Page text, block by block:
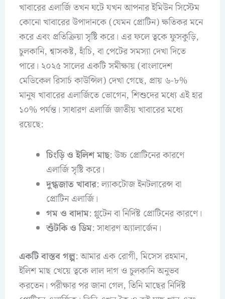
খাবারের এলার্জি তখন ঘটে যখন আপনার ইমিউন সিস্টেম
কোনো খাবারের উপাদানকে (যেমন প্রোটিন) ক্ষতিকর মনে
করে এবং প্রতিক্রিয়া সৃষ্টি করে। এর ফলে ত্বকে ফুসকুড়ি,
চুলকানি, শ্বাসকষ্ট, হাঁচি, বা পেটের সমস্যা দেখা দিতে
পারে। ২০২৫ সালের একটি সমীক্ষায় (বাংলাদেশ
মেডিকেল রিসার্চ কাউন্সিল) দেখা গেছে, প্রায় ৬-৮%
মানুষ খাবারের এলার্জিতে ভোগেন, শিশুদের মধ্যে এই হার
১০% পর্যন্ত। সাধারণ এলার্জি জাতীয় খাবারের মধ্যে
রয়েছে:
চিংড়ি ও ইলিশ মাছ: উচ্চ প্রোটিনের কারণে
এলার্জি সৃষ্টি করে।
দুগ্ধজাত খাবার: ল্যাকটোজ ইনটলারেন্স বা
প্রোটিন এলার্জি।
গম ও বাদাম: গ্লুটেন বা নির্দিষ্ট প্রোটিনের কারণে।
শুঁটকি ও ডিম: সাধারণ অ্যালার্জেন।
একটি বাস্তব গল্প: আমার এক রোগী, মিসেস রহমান,
ইলিশ মাছ খেয়ে ত্বকে লাল দাগ ও চুলকানি অনুভব
করতেন। পরীক্ষার পর জানা গেল, তিনি মাছের নির্দিষ্ট